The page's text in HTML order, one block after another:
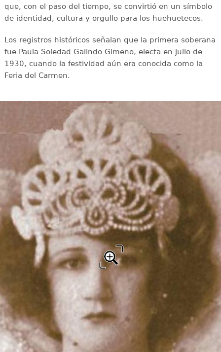
que, con el paso del tiempo, se convirtió en un símbolo
de identidad, cultura y orgullo para los huehuetecos.
Los registros históricos señalan que la primera soberana
fue Paula Soledad Galindo Gimeno, electa en julio de
1930, cuando la festividad aún era conocida como la
Feria del Carmen.